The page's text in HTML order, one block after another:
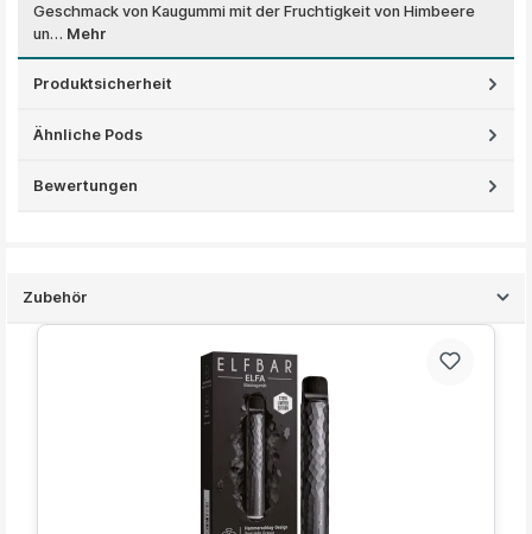
Geschmack von Kaugummi mit der Fruchtigkeit von Himbeere
un… Mehr
Produktsicherheit
Ähnliche Pods
Bewertungen
Zubehör
Produktgalerie überspringen